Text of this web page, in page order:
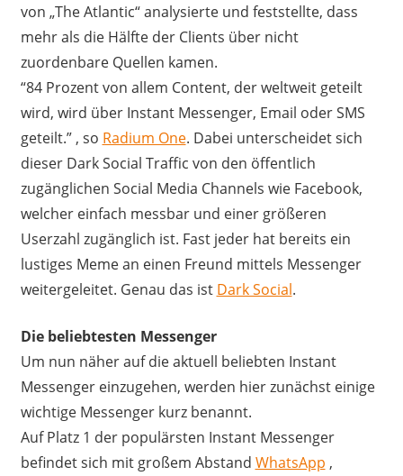
von „The Atlantic“ analysierte und feststellte, dass
mehr als die Hälfte der Clients über nicht
zuordenbare Quellen kamen.
“84 Prozent von allem Content, der weltweit geteilt
wird, wird über Instant Messenger, Email oder SMS
geteilt.” , so Radium One. Dabei unterscheidet sich
dieser Dark Social Traffic von den öffentlich
zugänglichen Social Media Channels wie Facebook,
welcher einfach messbar und einer größeren
Userzahl zugänglich ist. Fast jeder hat bereits ein
lustiges Meme an einen Freund mittels Messenger
weitergeleitet. Genau das ist Dark Social.
Die beliebtesten Messenger
Um nun näher auf die aktuell beliebten Instant
Messenger einzugehen, werden hier zunächst einige
wichtige Messenger kurz benannt.
Auf Platz 1 der populärsten Instant Messenger
befindet sich mit großem Abstand WhatsApp ,